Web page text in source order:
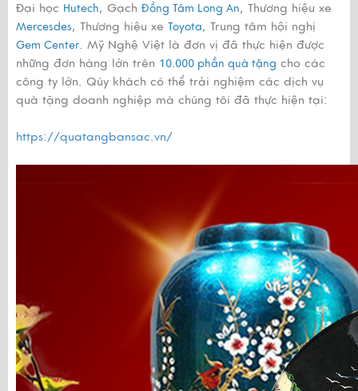
Đại học Hutech, Gạch Đồng Tâm Long An, Thương hiệu xe
Mercesdes, Thương hiệu xe Toyota, Trung tâm hội nghị
Gem Center . Mỹ Nghệ Việt là đơn vị đã thực hiện được
những đơn hàng lớn trên 10.000 phần quà tặng cho các
công ty lớn. Qúy khách có thể trải nghiệm các dịch vụ
quà tặng doanh nghiệp mà chúng tôi đã thực hiện tại:
https://quatangbansac.vn/